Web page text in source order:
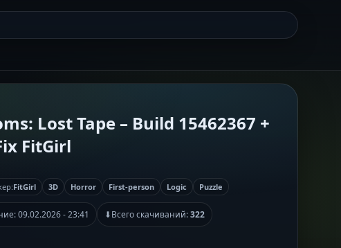
Lost Tape – Build 15462367 +
FitGirl
FitGirl 3D Horror First-person Logic Puzzle
09.02.2026 - 23:41 ⬇Всего скачиваний:322